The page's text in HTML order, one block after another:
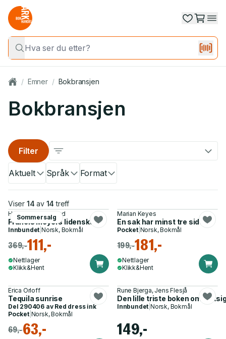
/ Emner / Bokbransjen
Bokbransjen
Aktuelt Språk Format
Filter
Viser 14 av 14 treff
Sommersalg
Henrik H. Langeland
Francis Meyers lidenskap
Innbundet |Norsk, Bokmål
369,-111,-
Nettlager
Klikk&Hent
Marian Keyes
En sak har minst tre sider
Pocket| Norsk, Bokmål
199,-181,-
Nettlager
Klikk&Hent
Erica Orloff
Tequila sunrise
Del 290406 av Red dress ink
Pocket| Norsk, Bokmål
69,-63,-
Rune Bjerga, Jens Flesjå
Den lille triste boken om
Innbundet |Norsk, Bokmål
149,-